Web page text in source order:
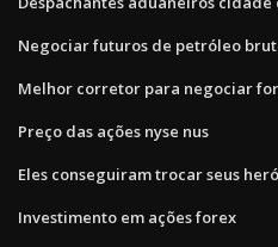
Negociar futuros de petróleo
Melhor corretor para negociar
Preço das ações nyse nus
Eles conseguiram trocar seus
Investimento em ações forex